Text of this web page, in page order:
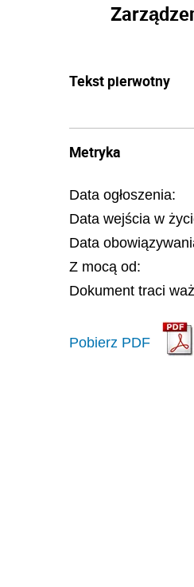
Tekst pierwotny
Metryka
Data ogłoszenia:
Data wejścia w
Data
Z mocą od:
Dokument traci
Pobierz PDF